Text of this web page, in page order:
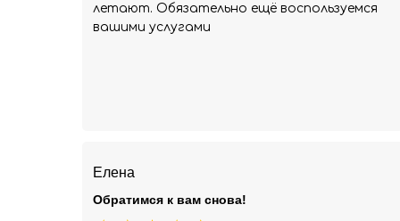
Елена
Обратимся к вам снова!
летают. Обязательно ещё воспользуемся
вашими услугами